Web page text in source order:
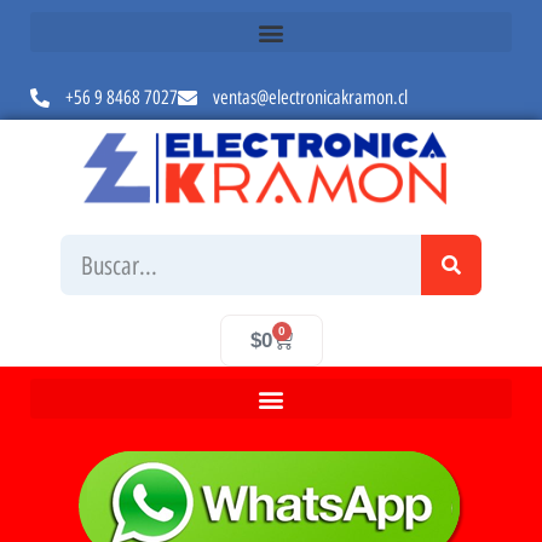
+56 9 8468 7027 ventas@electronicakramon.cl
$0 0